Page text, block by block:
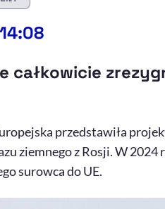
całkowicie
przedstawiła
ziemnego z Rosji. W 2024
surowca do UE.